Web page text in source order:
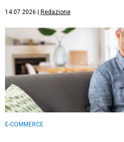
14.07.2026 Redazione
E-COMMERCE